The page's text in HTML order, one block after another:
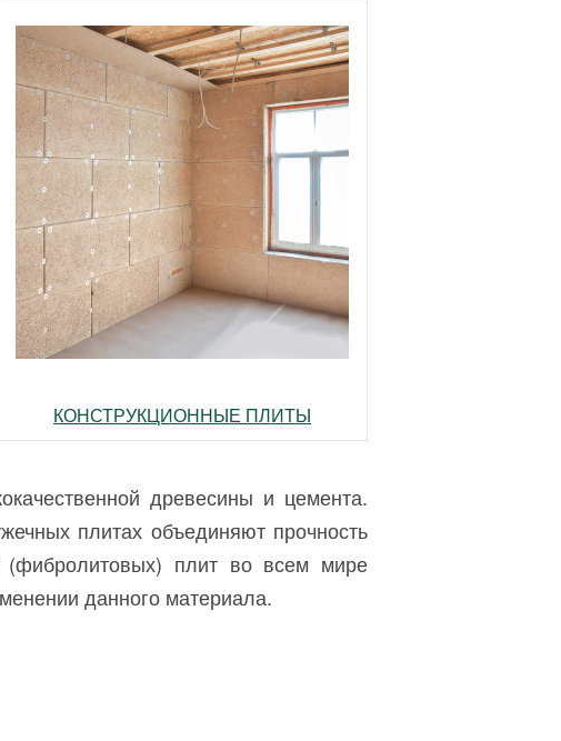
КОНСТРУКЦИОННЫЕ ПЛИТЫ
древесины и цемента.
плитах объединяют прочность
(фибролитовых) плит во всем мире
данного материала.